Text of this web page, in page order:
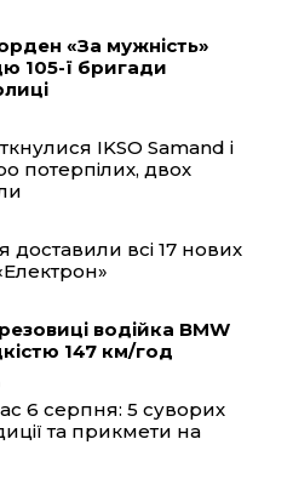
A
«За мужність»
105-ї бригади
IKSO Samand і
потерпілих, двох
доставили всі 17 нових
водійка BMW
147 км/год
6 серпня: 5 суворих
та прикмети на